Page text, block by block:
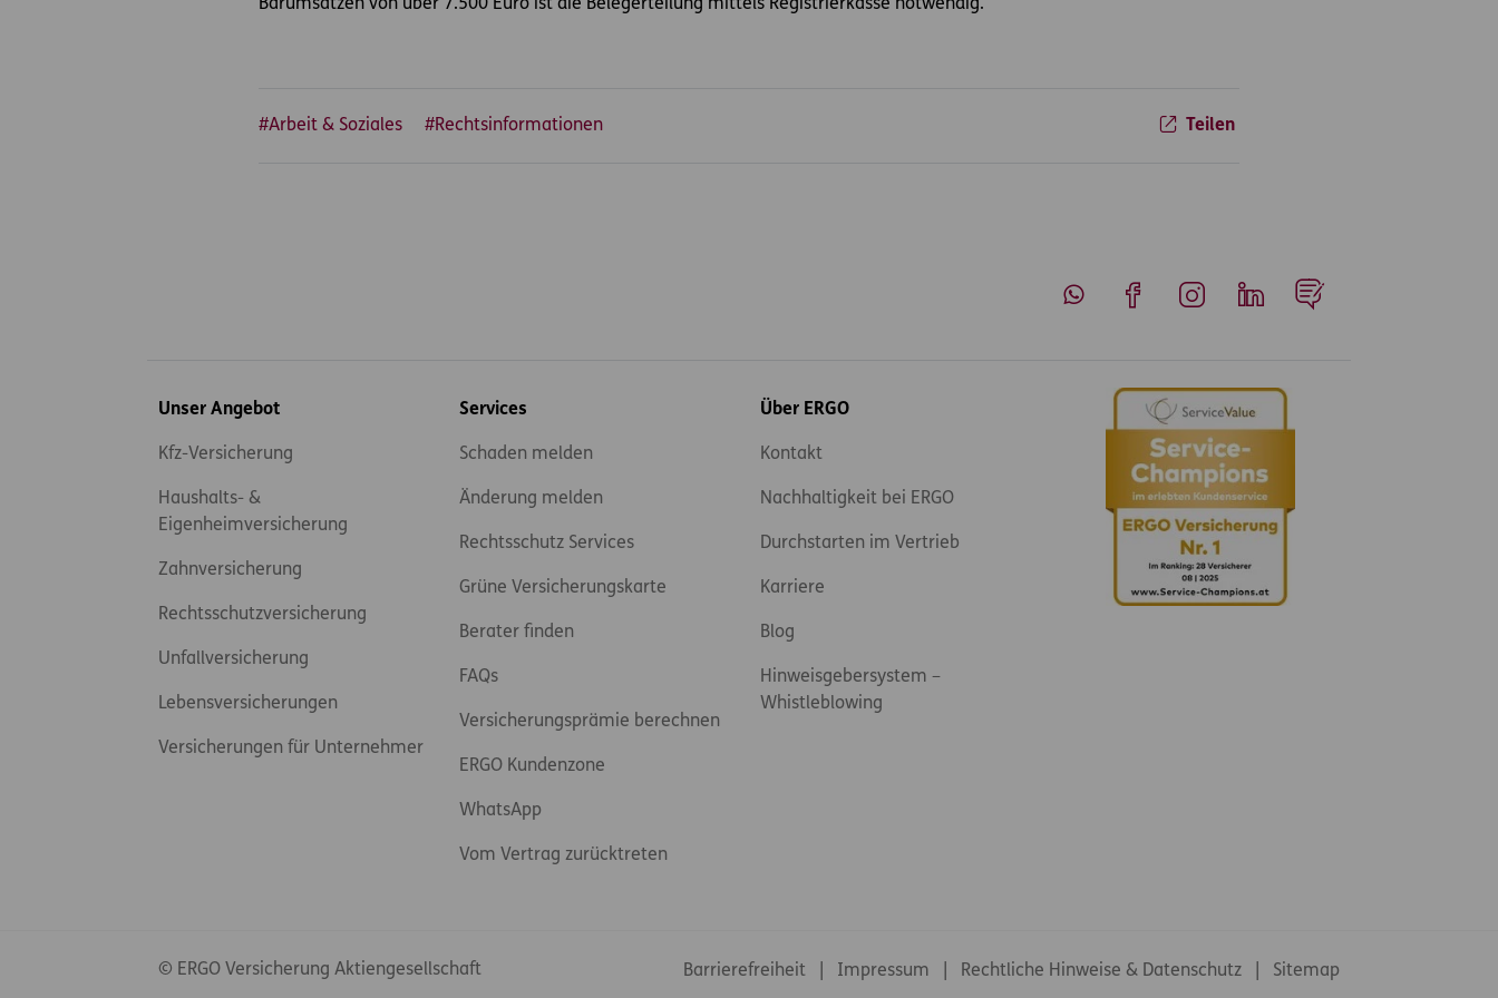
Barumsätzen von über 7.500 Euro ist die Belegerteilung mittels Registrierkasse notwendig.
#Arbeit & Soziales #Rechtsinformationen Teilen
Inhaltsübersicht
Unser Angebot
Kfz-Versicherung
Haushalts- &
Eigenheimversicherung
Zahnversicherung
Rechtsschutzversicherung
Unfallversicherung
Lebensversicherungen
Versicherungen für Unternehmer
Services
Schaden melden
Änderung melden
Rechtsschutz Services
Grüne Versicherungskarte
Berater finden
FAQs
Versicherungsprämie berechnen
ERGO Kundenzone
WhatsApp
Vom Vertrag zurücktreten
Über ERGO
Kontakt
Nachhaltigkeit bei ERGO
Durchstarten im Vertrieb
Karriere
Blog
Hinweisgebersystem –
Whistleblowing
© ERGO Versicherung Aktiengesellschaft Footer-Links
Barrierefreiheit Impressum Rechtliche Hinweise & Datenschutz Sitemap